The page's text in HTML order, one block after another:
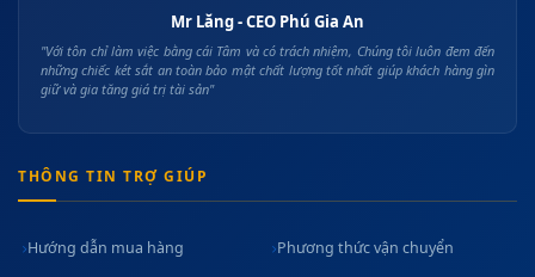
Mr Lăng - CEO Phú Gia An
"Với tôn chỉ làm việc bằng cái Tâm và có trách nhiệm, Chúng tôi luôn đem đến
những chiếc két sắt an toàn bảo mật chất lượng tốt nhất giúp khách hàng gìn
giữ và gia tăng giá trị tài sản"
THÔNG TIN TRỢ GIÚP
Hướng dẫn mua hàng Phương thức vận chuyển